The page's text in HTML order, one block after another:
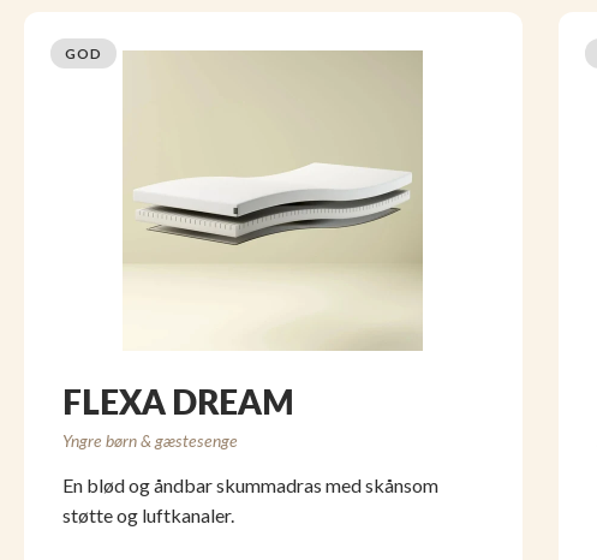
GOD
FLEXA DREAM
Yngre børn & gæstesenge
En blød og åndbar skummadras med skånsom
støtte og luftkanaler.